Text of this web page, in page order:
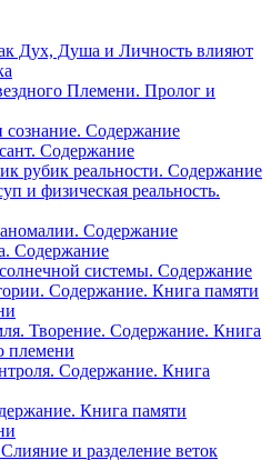
Дух, Душа и Личность влияют
Племени. Пролог и
сознание. Содержание
Содержание
рубик реальности. Содержание
и физическая реальность.
Содержание
Содержание
системы. Содержание
Содержание. Книга памяти
Творение. Содержание. Книга
племени
Содержание. Книга
Книга памяти
и разделение веток